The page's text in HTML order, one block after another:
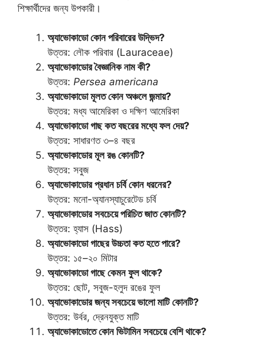
শিক্ষার্থীদের জন্য উপকারী।
অ্যাভোকাডো কোন পরিবারের উদ্ভিদ?
উত্তর: লৌক পরিবার (Lauraceae)
অ্যাভোকাডোর বৈজ্ঞানিক নাম কী?
উত্তর: Persea americana
অ্যাভোকাডো মূলত কোন অঞ্চলে জন্মায়?
উত্তর: মধ্য আমেরিকা ও দক্ষিণ আমেরিকা
অ্যাভোকাডো গাছ কত বছরের মধ্যে ফল দেয়?
উত্তর: সাধারণত ৩–৪ বছর
অ্যাভোকাডোর মূল রঙ কোনটি?
উত্তর: সবুজ
অ্যাভোকাডোর প্রধান চর্বি কোন ধরনের?
উত্তর: মনো-অ্যানস্যাচুরেটেড চর্বি
অ্যাভোকাডোর সবচেয়ে পরিচিত জাত কোনটি?
উত্তর: হ্যাস (Hass)
অ্যাভোকাডো গাছের উচ্চতা কত হতে পারে?
উত্তর: ১৫–২০ মিটার
অ্যাভোকাডো গাছে কেমন ফুল থাকে?
উত্তর: ছোট, সবুজ-হলুদ রঙের ফুল
অ্যাভোকাডোর জন্য সবচেয়ে ভালো মাটি কোনটি?
উত্তর: উর্বর, দ্রেনযুক্ত মাটি
অ্যাভোকাডোতে কোন ভিটামিন সবচেয়ে বেশি থাকে?